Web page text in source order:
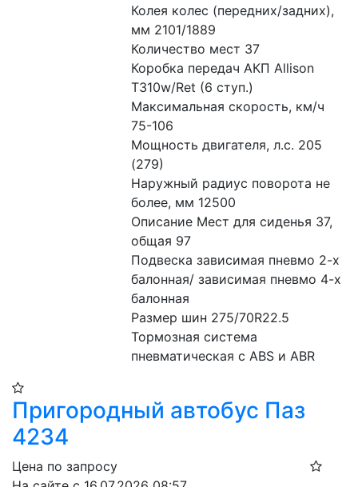
Колея колес (передних/задних),
мм 2101/1889
Количество мест 37
Коробка передач АКП Allison
T310w/Ret (6 ступ.)
Максимальная скорость, км/ч
75-106
Мощность двигателя, л.с. 205
(279)
Наружный радиус поворота не
более, мм 12500
Описание Мест для сиденья 37,
общая 97
Подвеска зависимая пневмо 2-х
балонная/ зависимая пневмо 4-х
балонная
Размер шин 275/70R22.5
Тормозная система
пневматическая с ABS и ABR
Пригородный автобус Паз
4234
Цена по запросу